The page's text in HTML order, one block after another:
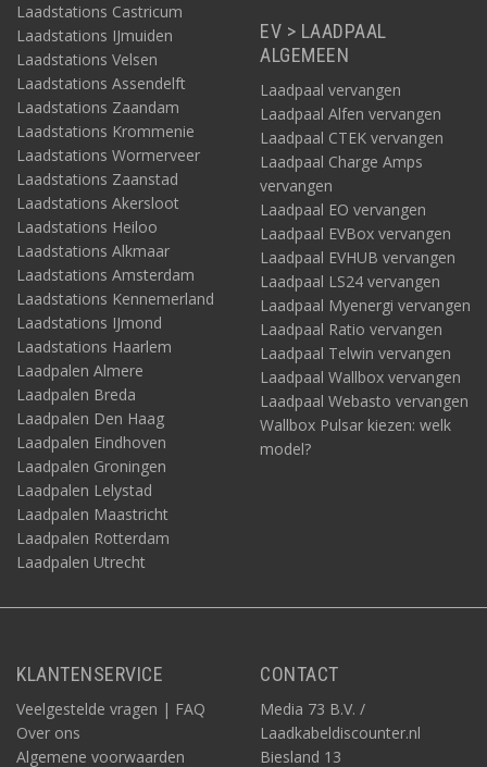
Laadstations Castricum
Laadstations IJmuiden
Laadstations Velsen
Laadstations Assendelft
Laadstations Zaandam
Laadstations Krommenie
Laadstations Wormerveer
Laadstations Zaanstad
Laadstations Akersloot
Laadstations Heiloo
Laadstations Alkmaar
Laadstations Amsterdam
Laadstations Kennemerland
Laadstations IJmond
Laadstations Haarlem
Laadpalen Almere
Laadpalen Breda
Laadpalen Den Haag
Laadpalen Eindhoven
Laadpalen Groningen
Laadpalen Lelystad
Laadpalen Maastricht
Laadpalen Rotterdam
Laadpalen Utrecht
EV > LAADPAAL
ALGEMEEN
Laadpaal vervangen
Laadpaal Alfen vervangen
Laadpaal CTEK vervangen
Laadpaal Charge Amps
vervangen
Laadpaal EO vervangen
Laadpaal EVBox vervangen
Laadpaal EVHUB vervangen
Laadpaal LS24 vervangen
Laadpaal Myenergi vervangen
Laadpaal Ratio vervangen
Laadpaal Telwin vervangen
Laadpaal Wallbox vervangen
Laadpaal Webasto vervangen
Wallbox Pulsar kiezen: welk
model?
KLANTENSERVICE
Veelgestelde vragen | FAQ
Over ons
Algemene voorwaarden
CONTACT
Media 73 B.V. /
Laadkabeldiscounter.nl
Biesland 13